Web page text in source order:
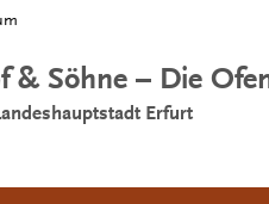
& Söhne – Die
Erfurt